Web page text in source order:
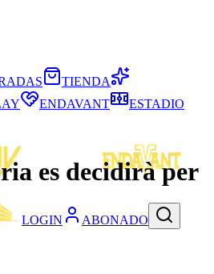
LOGIN ABONADO
TIENDA
ENDAVANT ESTADIO
es decidirà per